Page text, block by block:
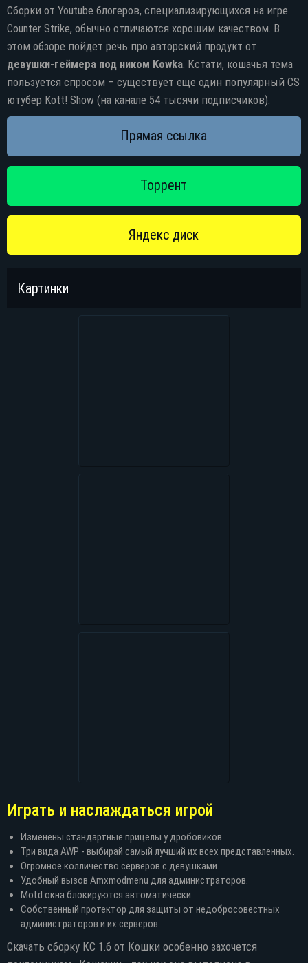
Сборки от Youtube блогеров, специализирующихся на игре
Counter Strike, обычно отличаются хорошим качеством. В
этом обзоре пойдет речь про авторский продукт от
девушки-геймера под ником Kowka. Кстати, кошачья тема
пользуется спросом – существует еще один популярный CS
ютубер Kott! Show (на канале 54 тысячи подписчиков).
Картинки
Играть и наслаждаться игрой
Изменены стандартные прицелы у дробовиков.
Три вида AWP - выбирай самый лучший их всех представленных.
Огромное колличество серверов с девушками.
Удобный вызов Amxmodmenu для администраторов.
Motd окна блокируются автоматически.
Собственный протектор для защиты от недобросовестных
администраторов и их серверов.
Скачать сборку КС 1.6 от Кошки особенно захочется